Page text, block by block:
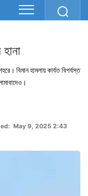
বিমান হামলায় কার্যত বিপর্যস্ত
May 9, 2025 2:43